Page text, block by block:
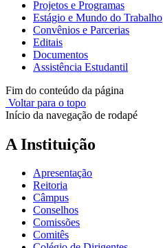
Projetos e Programas
Estágio e Mundo do Trabalho
Convênios e Parcerias
Editais
Documentos
Assistência Estudantil
Fim do conteúdo da página
Voltar para o topo
Início da navegação de rodapé
A Instituição
Apresentação
Reitoria
Câmpus
Conselhos
Comissões
Comitês